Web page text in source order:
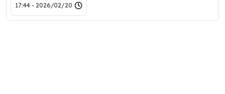
2026/02/20 - 17:44